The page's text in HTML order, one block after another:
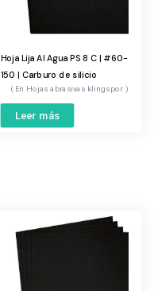
Hoja Lija Al Agua PS 8 C | #60-
150 | Carburo de silicio
Hojas abrasivas klingspor
Leer más